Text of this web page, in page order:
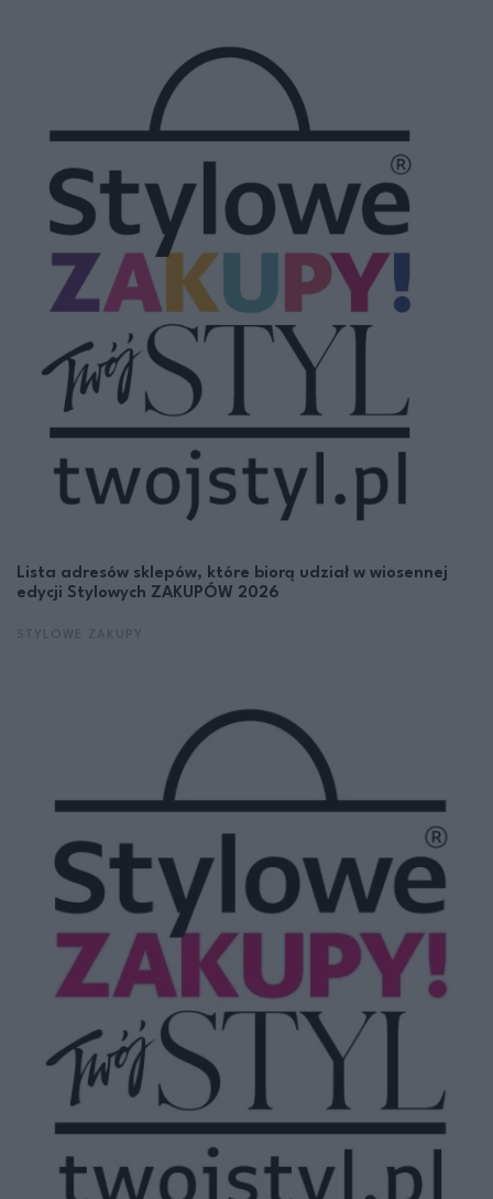
Lista adresów sklepów, które biorą udział w wiosennej
edycji Stylowych ZAKUPÓW 2026